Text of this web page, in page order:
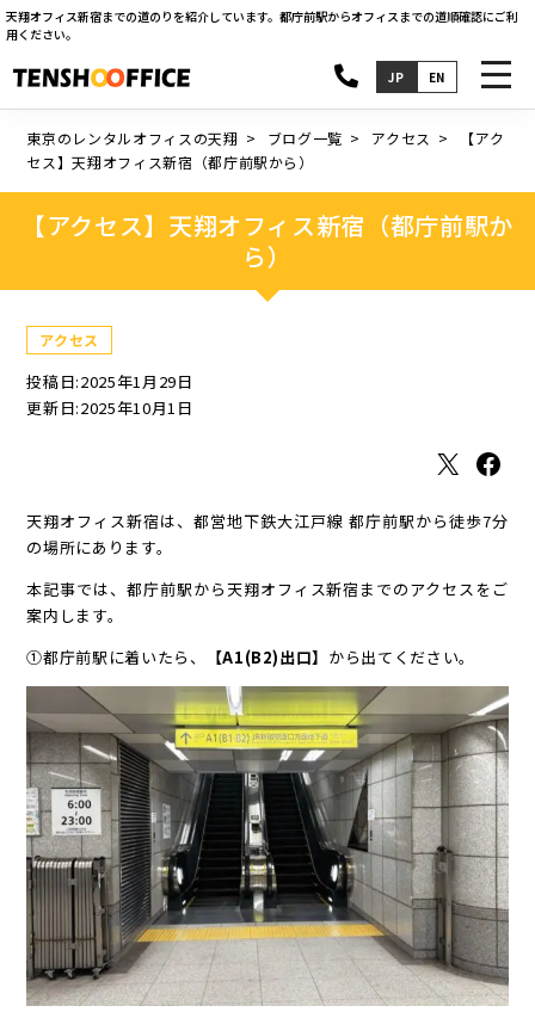
天翔オフィス新宿までの道のりを紹介しています。都庁前駅からオフィスまでの道順確認にご利
用ください。
JP EN
東京のレンタルオフィスの天翔 ブログ一覧 アクセス
【アク
セス】天翔オフィス新宿（都庁前駅から）
【アクセス】天翔オフィス新宿（都庁前駅か
ら）
アクセス
投稿日:2025年1月29日
更新日:2025年10月1日
X Facebook
天翔オフィス新宿は、都営地下鉄大江戸線 都庁前駅から徒歩7分
の場所にあります。
本記事では、都庁前駅から天翔オフィス新宿までのアクセスをご
案内します。
①都庁前駅に着いたら、
【A1(B2)出口】 から出てください。